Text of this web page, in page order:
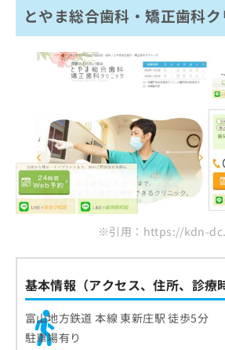
とやま総合歯科・矯正歯科
※引用：https://kdn-
基本情報（アクセス、住所、診療
富山地方鉄道 本線 東新庄駅 徒歩5分
駐車場有り